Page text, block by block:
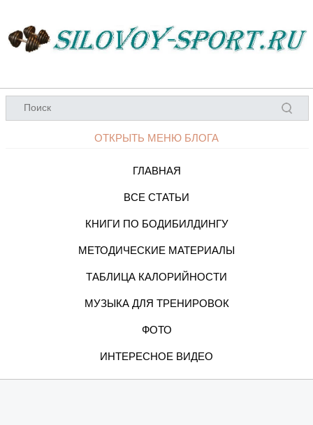
ОТКРЫТЬ МЕНЮ БЛОГА
ГЛАВНАЯ
ВСЕ СТАТЬИ
КНИГИ ПО БОДИБИЛДИНГУ
МЕТОДИЧЕСКИЕ МАТЕРИАЛЫ
ТАБЛИЦА КАЛОРИЙНОСТИ
МУЗЫКА ДЛЯ ТРЕНИРОВОК
ФОТО
ИНТЕРЕСНОЕ ВИДЕО